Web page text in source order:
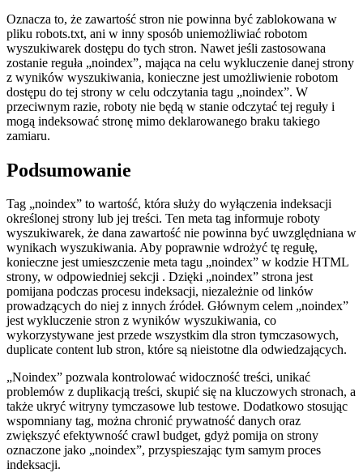
Oznacza to, że zawartość stron nie powinna być zablokowana w
pliku robots.txt, ani w inny sposób uniemożliwiać robotom
wyszukiwarek dostępu do tych stron. Nawet jeśli zastosowana
zostanie reguła „noindex”, mająca na celu wykluczenie danej strony
z wyników wyszukiwania, konieczne jest umożliwienie robotom
dostępu do tej strony w celu odczytania tagu „noindex”. W
przeciwnym razie, roboty nie będą w stanie odczytać tej reguły i
mogą indeksować stronę mimo deklarowanego braku takiego
zamiaru.
Podsumowanie
Tag „noindex” to wartość, która służy do wyłączenia indeksacji
określonej strony lub jej treści. Ten meta tag informuje roboty
wyszukiwarek, że dana zawartość nie powinna być uwzględniana w
wynikach wyszukiwania. Aby poprawnie wdrożyć tę regułę,
konieczne jest umieszczenie meta tagu „noindex” w kodzie HTML
strony, w odpowiedniej sekcji . Dzięki „noindex” strona jest
pomijana podczas procesu indeksacji, niezależnie od linków
prowadzących do niej z innych źródeł. Głównym celem „noindex”
jest wykluczenie stron z wyników wyszukiwania, co
wykorzystywane jest przede wszystkim dla stron tymczasowych,
duplicate content lub stron, które są nieistotne dla odwiedzających.
„Noindex” pozwala kontrolować widoczność treści, unikać
problemów z duplikacją treści, skupić się na kluczowych stronach, a
także ukryć witryny tymczasowe lub testowe. Dodatkowo stosując
wspomniany tag, można chronić prywatność danych oraz
zwiększyć efektywność crawl budget, gdyż pomija on strony
oznaczone jako „noindex”, przyspieszając tym samym proces
indeksacji.